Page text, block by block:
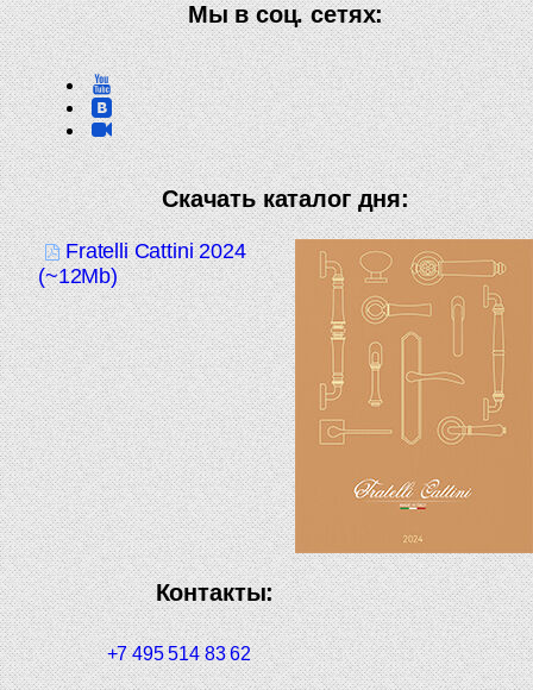
Мы в соц. сетях:
Скачать каталог дня:
Fratelli Cattini 2024
(~12Mb)
Контакты:
+7 495 514 83 62